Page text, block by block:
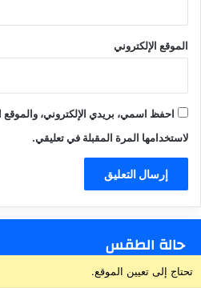
الموقع الإلكتروني
احفظ اسمي، بريدي الإلكتروني، والموقع
لاستخدامها المرة المقبلة في تعليقي.
حالة الطقس
تحتاج إلى تعيين الموقع.